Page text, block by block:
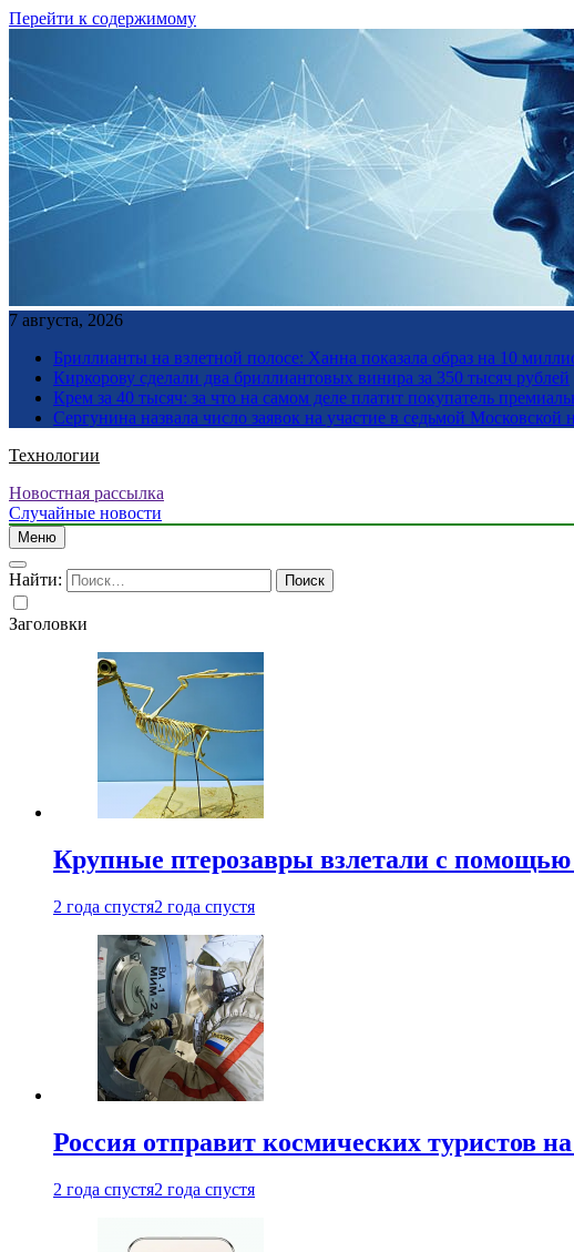
Перейти к содержимому
7 августа, 2026
Бриллианты на взлетной полосе: Ханна показала образ на 10
Киркорову сделали два бриллиантовых винира за 350 тысяч рублей
Крем за 40 тысяч: за что на самом деле платит покупатель
Сергунина назвала число заявок на участие в седьмой Московской
Технологии
Новостная рассылка
Случайные новости
Меню
Найти:
Заголовки
Крупные птерозавры взлетали с помощью
2 года спустя2 года спустя
Россия отправит космических туристов
2 года спустя2 года спустя